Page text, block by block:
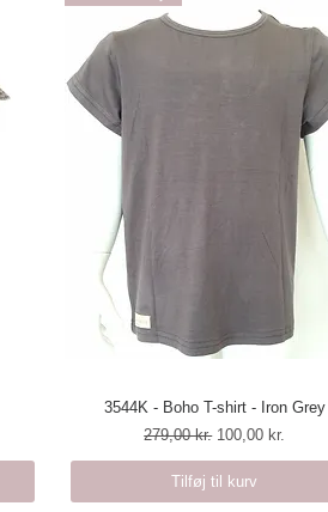
Hurtigvisning
3544K - Boho T-shirt - Iron Grey
Regulær pris
279,00 kr. Salgspris
100,00 kr.
Tilføj til kurv